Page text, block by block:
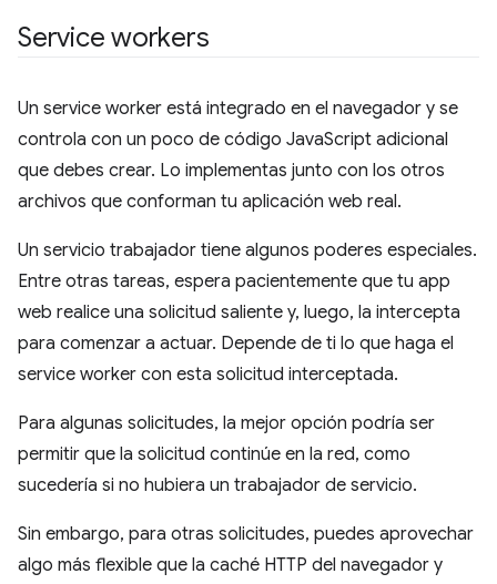
Service workers
Un service worker está integrado en el navegador y se
controla con un poco de código JavaScript adicional
que debes crear. Lo implementas junto con los otros
archivos que conforman tu aplicación web real.
Un servicio trabajador tiene algunos poderes especiales.
Entre otras tareas, espera pacientemente que tu app
web realice una solicitud saliente y, luego, la intercepta
para comenzar a actuar. Depende de ti lo que haga el
service worker con esta solicitud interceptada.
Para algunas solicitudes, la mejor opción podría ser
permitir que la solicitud continúe en la red, como
sucedería si no hubiera un trabajador de servicio.
Sin embargo, para otras solicitudes, puedes aprovechar
algo más flexible que la caché HTTP del navegador y